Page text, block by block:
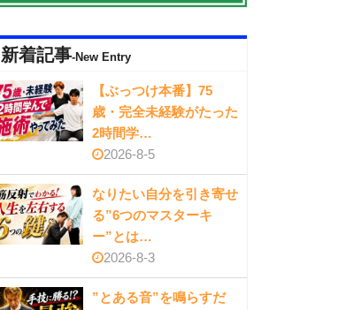
新着記事-New Entry
【ぶっつけ本番】75
歳・完全未経験がたった
2時間学…
2026-8-5
なりたい自分を引き寄せ
る”6つのマスターキ
ー”とは…
2026-8-3
”とある音”を鳴らすだ